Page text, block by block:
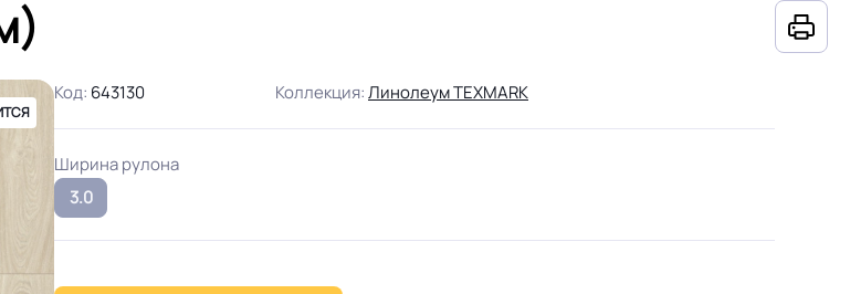
Код: 643130 Коллекция:Линолеум TEXMARK
Ширина рулона
3.0